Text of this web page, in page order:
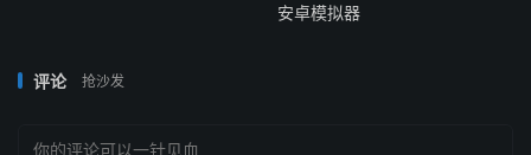
安卓模拟器
评论 抢沙发